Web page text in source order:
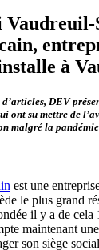
à
DEV
ont su mettre de
malgré la
est une
le plus grand
il y a de
maintenant
son siège